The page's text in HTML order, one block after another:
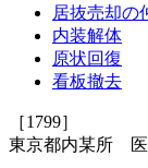
居抜売却の
内装解体
原状回復
看板撤去
［1799］
東京都内某所 医